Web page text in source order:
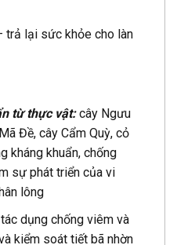
trả lại sức khỏe cho làn
từ thực vật:cây Ngưu
Đề, cây Cẩm Quỳ, cỏ
kháng khuẩn, chống
sự phát triển của vi
lông
dụng chống viêm và
kiểm soát tiết bã nhờn